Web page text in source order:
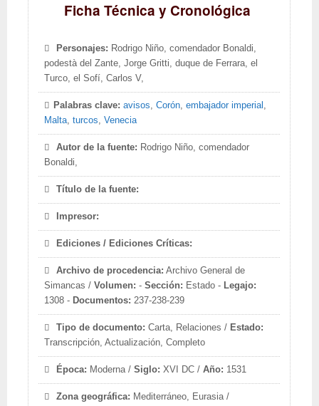
Ficha Técnica y Cronológica
Personajes: Rodrigo Niño, comendador Bonaldi,
podestà del Zante, Jorge Gritti, duque de Ferrara, el
Turco, el Sofí, Carlos V,
Palabras clave:avisos,Corón,embajador imperial ,
Malta,turcos,Venecia
Autor de la fuente: Rodrigo Niño, comendador
Bonaldi,
Título de la fuente:
Impresor:
Ediciones / Ediciones Críticas:
Archivo de procedencia: Archivo General de
Simancas /Volumen: -Sección: Estado - Legajo:
1308 - Documentos: 237-238-239
Tipo de documento: Carta, Relaciones / Estado:
Transcripción, Actualización, Completo
Época: Moderna /Siglo: XVI DC /Año: 1531
Zona geográfica: Mediterráneo, Eurasia /